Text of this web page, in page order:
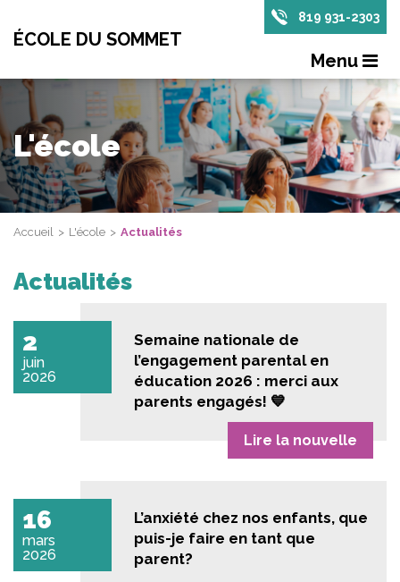
ÉCOLE DU SOMMET
819 931-2303
Menu
L'école
Accueil L'école Actualités
Actualités
2
juin
2026
Semaine nationale de
l’engagement parental en
éducation 2026 : merci aux
parents engagés! 💙
Lire la nouvelle
16
mars
2026
L’anxiété chez nos enfants, que
puis-je faire en tant que
parent?